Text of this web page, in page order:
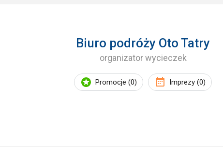
Biuro podróży Oto Tatry
organizator wycieczek
Promocje (0) Imprezy (0)